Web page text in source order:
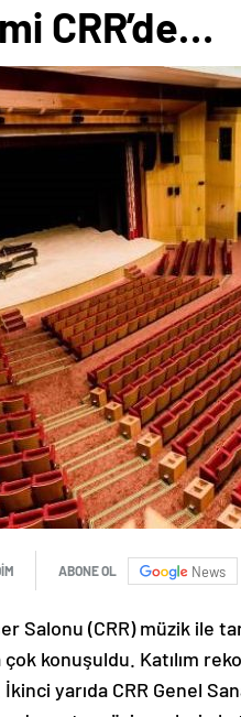
CRR’de…
ABONE OL News
Salonu (CRR) müzik ile
konuşuldu. Katılım
İkinci yarıda CRR Genel